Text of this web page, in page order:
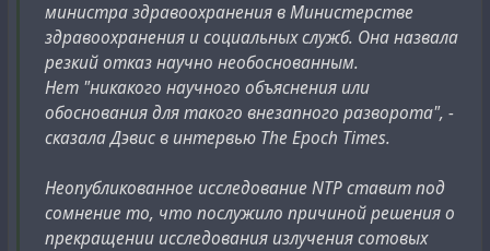
министра здравоохранения в Министерстве
здравоохранения и социальных служб. Она назвала
резкий отказ научно необоснованным.
Нет "никакого научного объяснения или
обоснования для такого внезапного разворота", -
сказала Дэвис в интервью The Epoch Times.
Неопубликованное исследование NTP ставит под
сомнение то, что послужило причиной решения о
прекращении исследования излучения сотовых